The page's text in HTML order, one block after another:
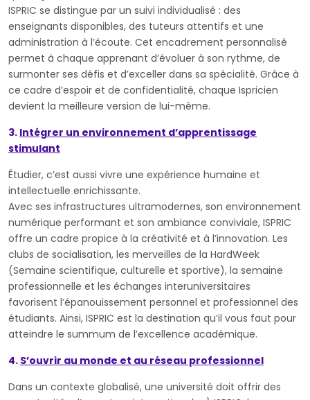
ISPRIC se distingue par un suivi individualisé : des
enseignants disponibles, des tuteurs attentifs et une
administration à l’écoute. Cet encadrement personnalisé
permet à chaque apprenant d’évoluer à son rythme, de
surmonter ses défis et d’exceller dans sa spécialité. Grâce à
ce cadre d’espoir et de confidentialité, chaque Ispricien
devient la meilleure version de lui-même.
3. Intégrer un environnement d’apprentissage
stimulant
Étudier, c’est aussi vivre une expérience humaine et
intellectuelle enrichissante.
Avec ses infrastructures ultramodernes, son environnement
numérique performant et son ambiance conviviale, ISPRIC
offre un cadre propice à la créativité et à l’innovation. Les
clubs de socialisation, les merveilles de la HardWeek
(Semaine scientifique, culturelle et sportive), la semaine
professionnelle et les échanges interuniversitaires
favorisent l’épanouissement personnel et professionnel des
étudiants. Ainsi, ISPRIC est la destination qu’il vous faut pour
atteindre le summum de l’excellence académique.
4. S’ouvrir au monde et au réseau professionnel
Dans un contexte globalisé, une université doit offrir des